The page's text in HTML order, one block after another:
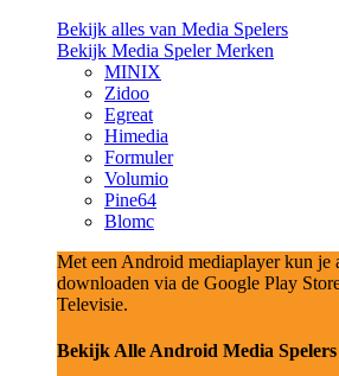
Bekijk alles van Media Spelers
Bekijk Media Speler Merken
MINIX
Zidoo
Egreat
Himedia
Formuler
Volumio
Pine64
Blomc
Met een Android mediaplayer kun je
downloaden via de Google Play
Televisie.
Bekijk Alle Android Media